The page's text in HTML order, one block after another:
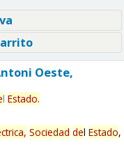
Oeste,
l Estado.
Sociedad del Estado,